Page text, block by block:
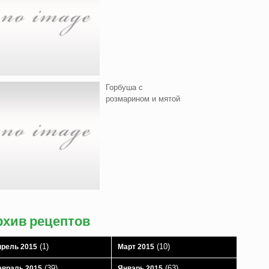
Горбуша с
розмарином и мятой
рецептов
2015 (1) Март 2015(10)